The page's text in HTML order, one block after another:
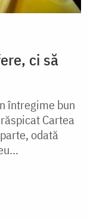
ci să
întregime bun
Cartea
odată